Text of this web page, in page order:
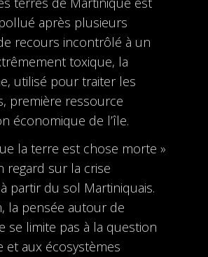
après plusieurs
recours incontrôlé à un
toxique, la
utilisé pour traiter les
première ressource
économique de l’île.
la terre est chose morte »
regard sur la crise
partir du sol Martiniquais.
la pensée autour de
se limite pas à la question
et aux écosystèmes